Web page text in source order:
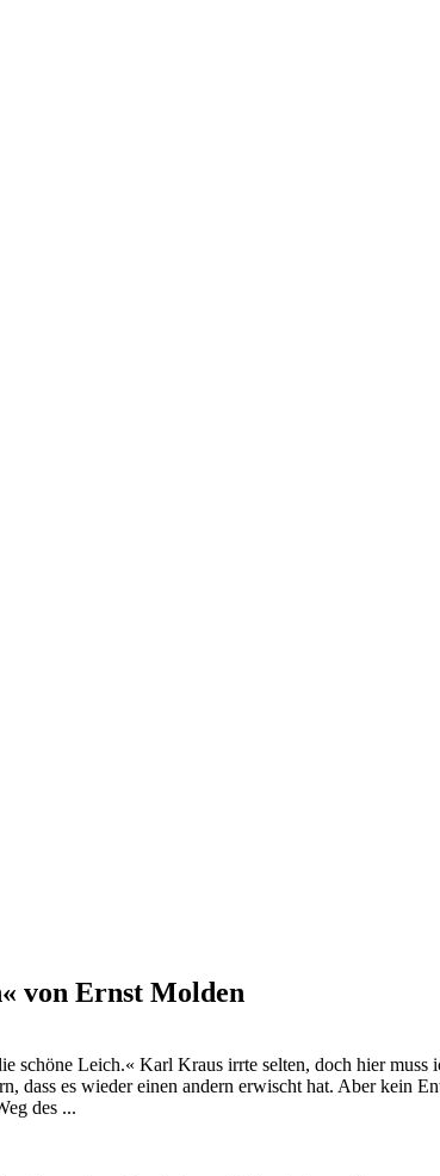
von Ernst Molden
schöne Leich.« Karl Kraus irrte selten, doch hier
dass es wieder einen andern erwischt hat. Aber
des ...